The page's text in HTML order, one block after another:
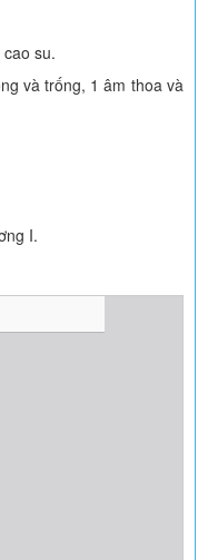
su.
và trống, 1 âm thoa và
I.